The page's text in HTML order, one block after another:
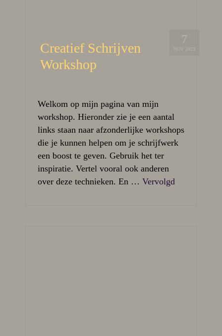
7
NOV 2023
Creatief Schrijven
Workshop
Welkom op mijn pagina van mijn
workshop. Hieronder zie je een aantal
links staan naar afzonderlijke workshops
die je kunnen helpen om je schrijfwerk
een boost te geven. Gebruik het ter
inspiratie. Vertel vooral ook anderen
over deze technieken. En … Vervolgd